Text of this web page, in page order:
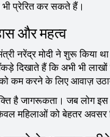
प्रेरित कर सकते हैं।
और महत्व
नरेंद्र मोदी ने शुरू किया
दिखाते हैं कि अभी भी लाखों
कम करने के लिए आवाज़
है जागरूकता। जब लोग
महिलाओं को बेहतर अवसर